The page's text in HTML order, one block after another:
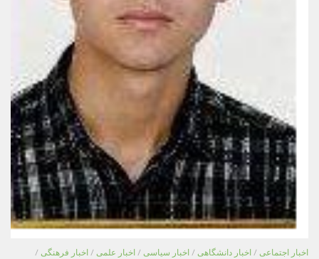
اخبار اجتماعی / اخبار دانشگاهی / اخبار سیاسی / اخبار علمی / اخبار فرهنگی /